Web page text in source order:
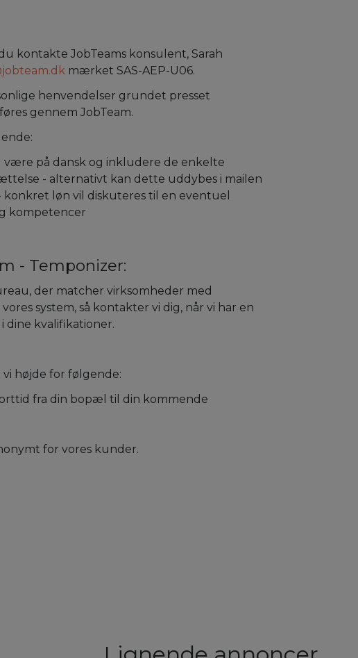
kontakte JobTeams konsulent, Sarah
mærket SAS-AEP-U06.
henvendelser grundet presset
gennem JobTeam.
være på dansk og inkludere de enkelte
- alternativt kan dette uddybes i mailen
konkret løn vil diskuteres til en eventuel
kompetencer
- Temponizer:
der matcher virksomheder med
system, så kontakter vi dig, når vi har en
dine kvalifikationer.
højde for følgende:
fra din bopæl til din kommende
for vores kunder.